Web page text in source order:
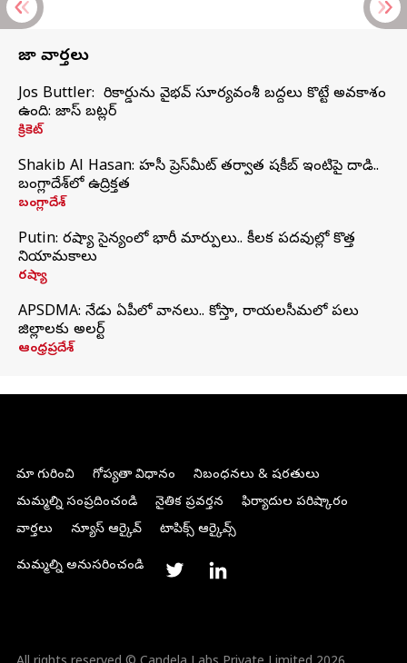
తాజా వార్తలు
Jos Buttler: నా రికార్డును వైభవ్ సూర్యవంశీ బద్దలు కొట్టే అవకాశం
ఉంది: జాస్ బట్లర్
క్రికెట్
Shakib Al Hasan: హసీనా ప్రెస్‌మీట్‌ తర్వాత షకీబ్‌ ఇంటిపై దాడి..
బంగ్లాదేశ్‌లో ఉద్రిక్తత
బంగ్లాదేశ్
Putin: రష్యా సైన్యంలో భారీ మార్పులు.. కీలక పదవుల్లో కొత్త
నియామకాలు
రష్యా
APSDMA: నేడు ఏపీలో వానలు.. కోస్తా, రాయలసీమలో పలు
జిల్లాలకు అలర్ట్
ఆంధ్రప్రదేశ్
మా గురించి గోప్యతా విధానం
నిబంధనలు & షరతులు
మమ్మల్ని సంప్రదించండి
నైతిక ప్రవర్తన
ఫిర్యాదుల పరిష్కారం
వార్తలు
న్యూస్ ఆర్కైవ్ టాపిక్స్ ఆర్కైవ్స్
మమ్మల్ని అనుసరించండి